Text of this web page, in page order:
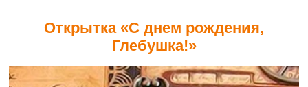
Открытка «С днем рождения,
Глебушка!»